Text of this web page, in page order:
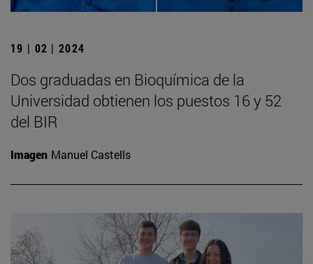
19 | 02 | 2024
Dos graduadas en Bioquímica de la
Universidad obtienen los puestos 16 y 52
del BIR
Imagen Manuel Castells